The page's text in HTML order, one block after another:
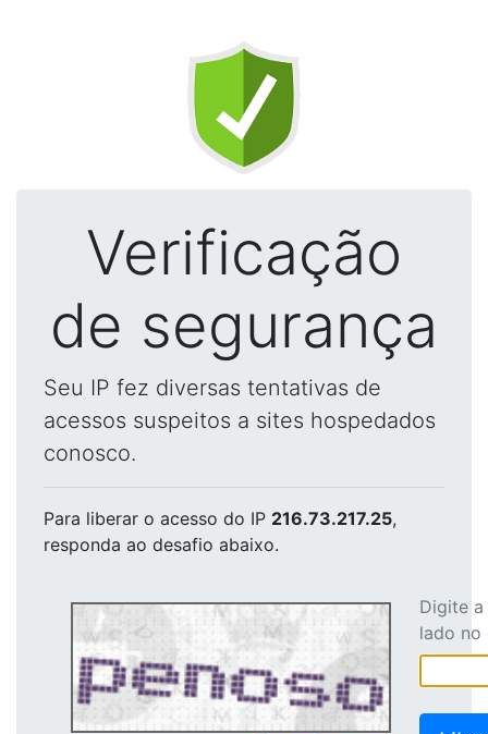
Verificação
de segurança
Seu IP fez diversas tentativas de
acessos suspeitos a sites hospedados
conosco.
Para liberar o acesso do IP 216.73.217.25,
responda ao desafio abaixo.
Digite
lado no